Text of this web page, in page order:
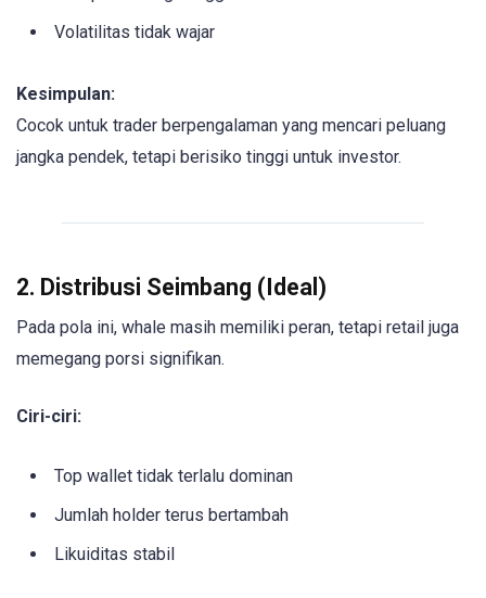
Volatilitas tidak wajar
Kesimpulan:
Cocok untuk trader berpengalaman yang mencari peluang
jangka pendek, tetapi berisiko tinggi untuk investor.
2. Distribusi Seimbang (Ideal)
Pada pola ini, whale masih memiliki peran, tetapi retail juga
memegang porsi signifikan.
Ciri-ciri:
Top wallet tidak terlalu dominan
Jumlah holder terus bertambah
Likuiditas stabil